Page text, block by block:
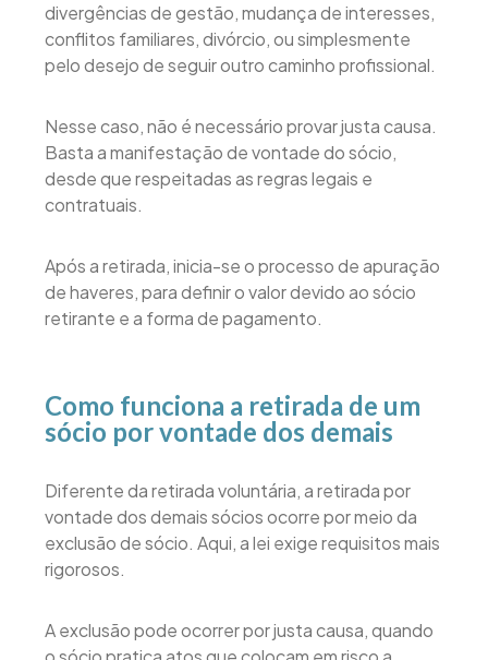
divergências de gestão, mudança de interesses,
conflitos familiares, divórcio, ou simplesmente
pelo desejo de seguir outro caminho profissional.
Nesse caso, não é necessário provar justa causa.
Basta a manifestação de vontade do sócio,
desde que respeitadas as regras legais e
contratuais.
Após a retirada, inicia-se o processo de apuração
de haveres, para definir o valor devido ao sócio
retirante e a forma de pagamento.
Como funciona a retirada de um
sócio por vontade dos demais
Diferente da retirada voluntária, a retirada por
vontade dos demais sócios ocorre por meio da
exclusão de sócio. Aqui, a lei exige requisitos mais
rigorosos.
A exclusão pode ocorrer por justa causa, quando